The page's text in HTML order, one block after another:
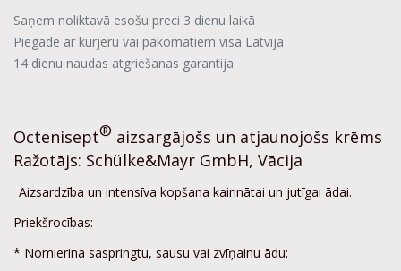
Saņem noliktavā esošu preci 3 dienu laikā
Piegāde ar kurjeru vai pakomātiem visā Latvijā
14 dienu naudas atgriešanas garantija
Octenisept® aizsargājošs un atjaunojošs krēms
Ražotājs: Schülke&Mayr GmbH, Vācija
Aizsardzība un intensīva kopšana kairinātai un jutīgai ādai.
Priekšrocības:
* Nomierina saspringtu, sausu vai zvīņainu ādu;